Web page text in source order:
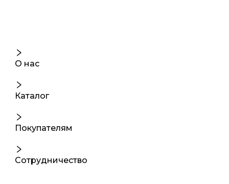
О нас
Каталог
Покупателям
Сотрудничество